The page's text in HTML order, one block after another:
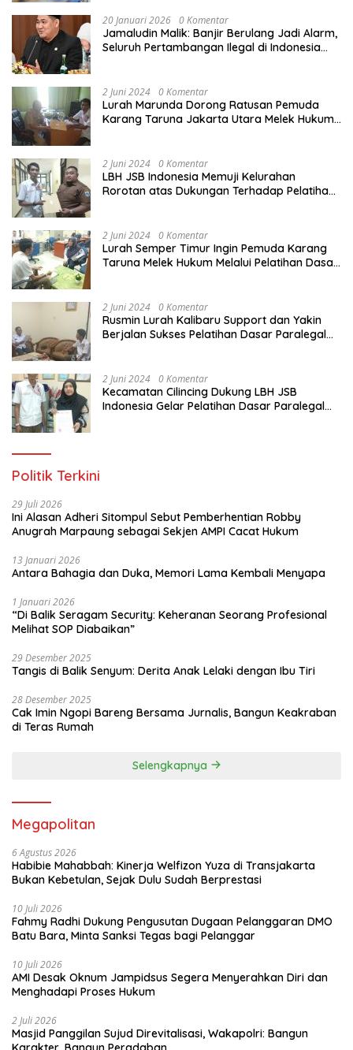
20 Januari 2026 0 Komentar
Jamaludin Malik: Banjir Berulang Jadi Alarm,
Seluruh Pertambangan Ilegal di Indonesia
2 Juni 2024 0 Komentar
Lurah Marunda Dorong Ratusan Pemuda
Karang Taruna Jakarta Utara Melek Hukum
2 Juni 2024 0 Komentar
LBH JSB Indonesia Memuji Kelurahan
Rorotan atas Dukungan Terhadap Pelatihan
2 Juni 2024 0 Komentar
Lurah Semper Timur Ingin Pemuda Karang
Taruna Melek Hukum Melalui Pelatihan Dasar
2 Juni 2024 0 Komentar
Rusmin Lurah Kalibaru Support dan Yakin
Berjalan Sukses Pelatihan Dasar Paralegal
2 Juni 2024 0 Komentar
Kecamatan Cilincing Dukung LBH JSB
Indonesia Gelar Pelatihan Dasar Paralegal
Politik Terkini
29 Juli 2026
Ini Alasan Adheri Sitompul Sebut Pemberhentian Robby
Anugrah Marpaung sebagai Sekjen AMPI Cacat Hukum
13 Januari 2026
Antara Bahagia dan Duka, Memori Lama Kembali Menyapa
1 Januari 2026
“Di Balik Seragam Security: Keheranan Seorang Profesional
Melihat SOP Diabaikan”
29 Desember 2025
Tangis di Balik Senyum: Derita Anak Lelaki dengan Ibu Tiri
28 Desember 2025
Cak Imin Ngopi Bareng Bersama Jurnalis, Bangun Keakraban
di Teras Rumah
Selengkapnya
Megapolitan
6 Agustus 2026
Habibie Mahabbah: Kinerja Welfizon Yuza di Transjakarta
Bukan Kebetulan, Sejak Dulu Sudah Berprestasi
10 Juli 2026
Fahmy Radhi Dukung Pengusutan Dugaan Pelanggaran DMO
Batu Bara, Minta Sanksi Tegas bagi Pelanggar
10 Juli 2026
AMI Desak Oknum Jampidsus Segera Menyerahkan Diri dan
Menghadapi Proses Hukum
2 Juli 2026
Masjid Panggilan Sujud Direvitalisasi, Wakapolri: Bangun